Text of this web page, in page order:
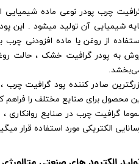
چرب پودر نوعی ماده
شیمیایی آن تولید میشود . این
از روغن یا ماده افزودنی
به پودر گرافیت خشک ، حالت
صادر کننده پود گرافیت
محصول برای صنایع مختلف را فراهم
گرافیت چرب در صنایع روانکاری
الکتریکی مورد استفاده قرار